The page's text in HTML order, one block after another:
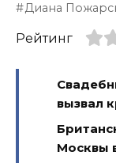
Диана
Рейтинг
вызвал
Москвы